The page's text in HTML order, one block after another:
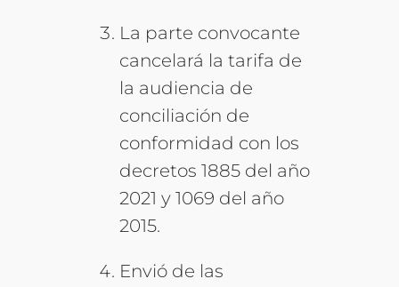
La parte convocante
cancelará la tarifa de
la audiencia de
conciliación de
conformidad con los
decretos 1885 del año
2021 y 1069 del año
2015.
Envió de las